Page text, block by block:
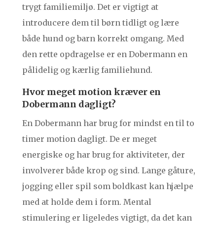
trygt familiemiljø. Det er vigtigt at
introducere dem til børn tidligt og lære
både hund og barn korrekt omgang. Med
den rette opdragelse er en Dobermann en
pålidelig og kærlig familiehund.
Hvor meget motion kræver en
Dobermann dagligt?
En Dobermann har brug for mindst en til to
timer motion dagligt. De er meget
energiske og har brug for aktiviteter, der
involverer både krop og sind. Lange gåture,
jogging eller spil som boldkast kan hjælpe
med at holde dem i form. Mental
stimulering er ligeledes vigtigt, da det kan